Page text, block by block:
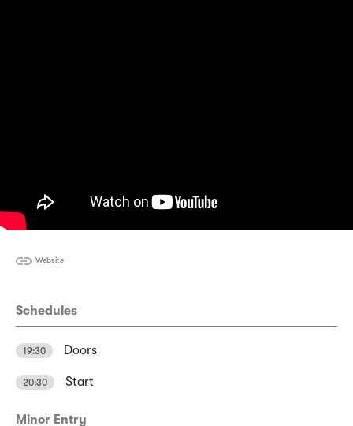
Website
Schedules
19:30 Doors
20:30 Start
Minor Entry